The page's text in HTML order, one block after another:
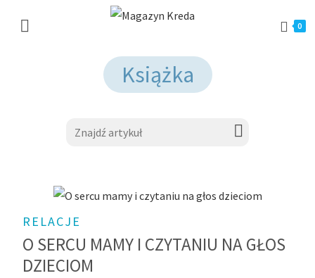
0
Książka
RELACJE
O SERCU MAMY I CZYTANIU NA GŁOS
DZIECIOM